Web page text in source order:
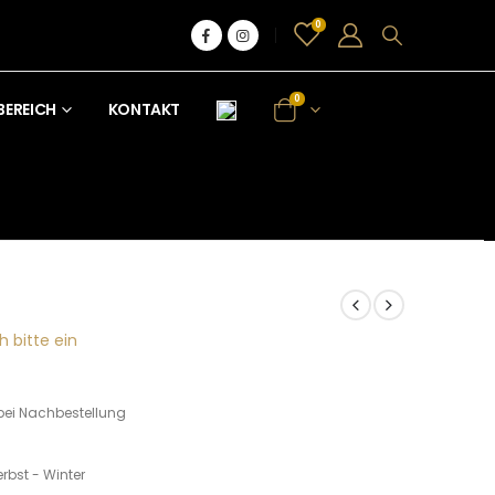
0
KONTAKT
0
bitte ein
Nachbestellung
- Winter